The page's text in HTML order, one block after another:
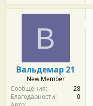
В
Вальдемар 21
New Member
Сообщения
28
Благодарности
0